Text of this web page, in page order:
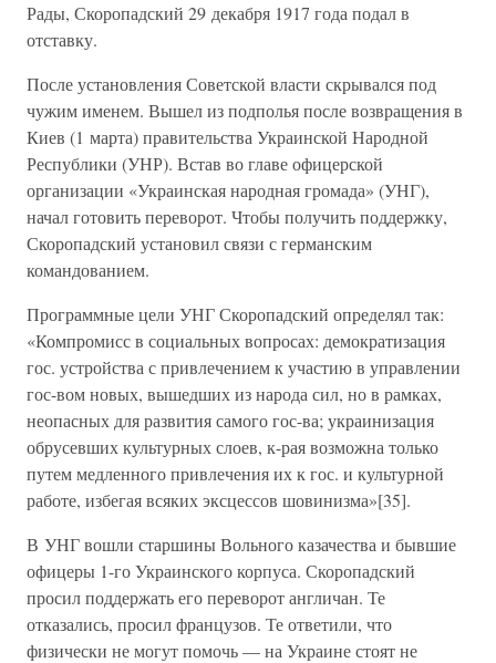
Рады, Скоропадский 29 декабря 1917 года подал в
отставку.
После установления Советской власти скрывался под
чужим именем. Вышел из подполья после возвращения в
Киев (1 марта) правительства Украинской Народной
Республики (УНР). Встав во главе офицерской
организации «Украинская народная громада» (УНГ),
начал готовить переворот. Чтобы получить поддержку,
Скоропадский установил связи с германским
командованием.
Программные цели УНГ Скоропадский определял так:
«Компромисс в социальных вопросах: демократизация
гос. устройства с привлечением к участию в управлении
гос-вом новых, вышедших из народа сил, но в рамках,
неопасных для развития самого гос-ва; украинизация
обрусевших культурных слоев, к-рая возможна только
путем медленного привлечения их к гос. и культурной
работе, избегая всяких эксцессов шовинизма»[35].
В УНГ вошли старшины Вольного казачества и бывшие
офицеры 1-го Украинского корпуса. Скоропадский
просил поддержать его переворот англичан. Те
отказались, просил французов. Те ответили, что
физически не могут помочь — на Украине стоят не